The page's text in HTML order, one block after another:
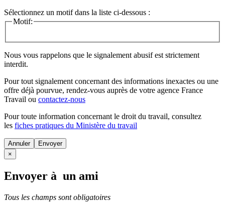
Sélectionnez un motif dans la liste ci-dessous :
Motif:
Nous vous rappelons que le signalement abusif est strictement
interdit.
Pour tout signalement concernant des informations inexactes ou une
offre déjà pourvue, rendez-vous auprès de votre agence France
Travail ou contactez-nous
Pour toute information concernant le droit du travail, consultez
les fiches pratiques du Ministère du travail
Annuler
×
Envoyer à un ami
Tous les champs sont obligatoires